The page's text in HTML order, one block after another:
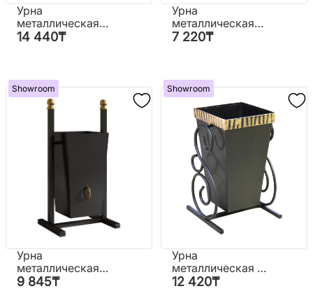
Урна
металлическая
крашеная Герон
14 440₸
Урна
металлическая
(вальцованная
7 220₸
Showroom
Урна
металлическая
"Терра"
9 845₸
Showroom
Урна
металлическая с
коваными
12 420₸